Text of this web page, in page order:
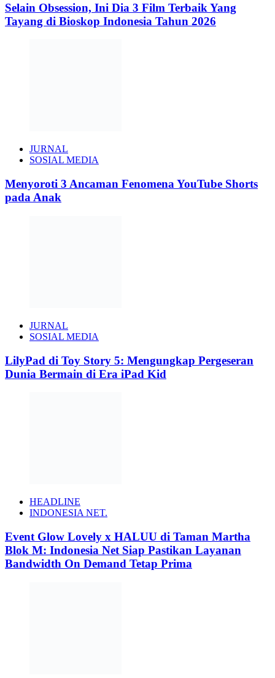
Selain Obsession, Ini Dia 3 Film Terbaik Yang
Tayang di Bioskop Indonesia Tahun 2026
JURNAL
SOSIAL MEDIA
Menyoroti 3 Ancaman Fenomena YouTube Shorts
pada Anak
JURNAL
SOSIAL MEDIA
LilyPad di Toy Story 5: Mengungkap Pergeseran
Dunia Bermain di Era iPad Kid
HEADLINE
INDONESIA NET.
Event Glow Lovely x HALUU di Taman Martha
Blok M: Indonesia Net Siap Pastikan Layanan
Bandwidth On Demand Tetap Prima